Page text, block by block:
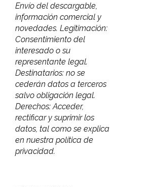
Envío del descargable,
información comercial y
novedades. Legitimación:
Consentimiento del
interesado o su
representante legal.
Destinatarios: no se
cederán datos a terceros
salvo obligación legal.
Derechos: Acceder,
rectificar y suprimir los
datos, tal como se explica
en nuestra política de
privacidad.